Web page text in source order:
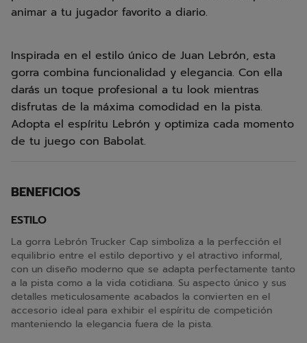
animar a tu jugador favorito a diario.
Inspirada en el estilo único de Juan Lebrón, esta
gorra combina funcionalidad y elegancia. Con ella
darás un toque profesional a tu look mientras
disfrutas de la máxima comodidad en la pista.
Adopta el espíritu Lebrón y optimiza cada momento
de tu juego con Babolat.
BENEFICIOS
ESTILO
La gorra Lebrón Trucker Cap simboliza a la perfección el
equilibrio entre el estilo deportivo y el atractivo informal,
con un diseño moderno que se adapta perfectamente tanto
a la pista como a la vida cotidiana. Su aspecto único y sus
detalles meticulosamente acabados la convierten en el
accesorio ideal para exhibir el espíritu de competición
manteniendo la elegancia fuera de la pista.